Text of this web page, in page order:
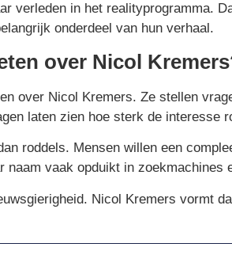
verleden in het realityprogramma.
onderdeel van hun verhaal.
over Nicol
over Nicol Kremers. Ze stellen
laten zien hoe sterk de interesse
roddels. Mensen willen een
vaak opduikt in zoekmachines
Nicol Kremers vormt